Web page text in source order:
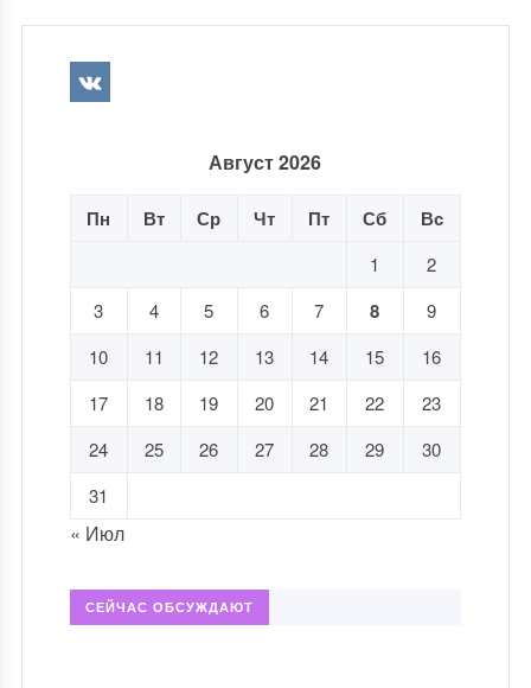
Август 2026
Пн Вт Ср Чт Пт Сб Вс
1
2
3
4 5 6 7 8
9
10
11 12 13 14 15
16
17
18 19 20 21 22
23
24
25 26 27 28 29
30
31
« Июл
СЕЙЧАС ОБСУЖДАЮТ